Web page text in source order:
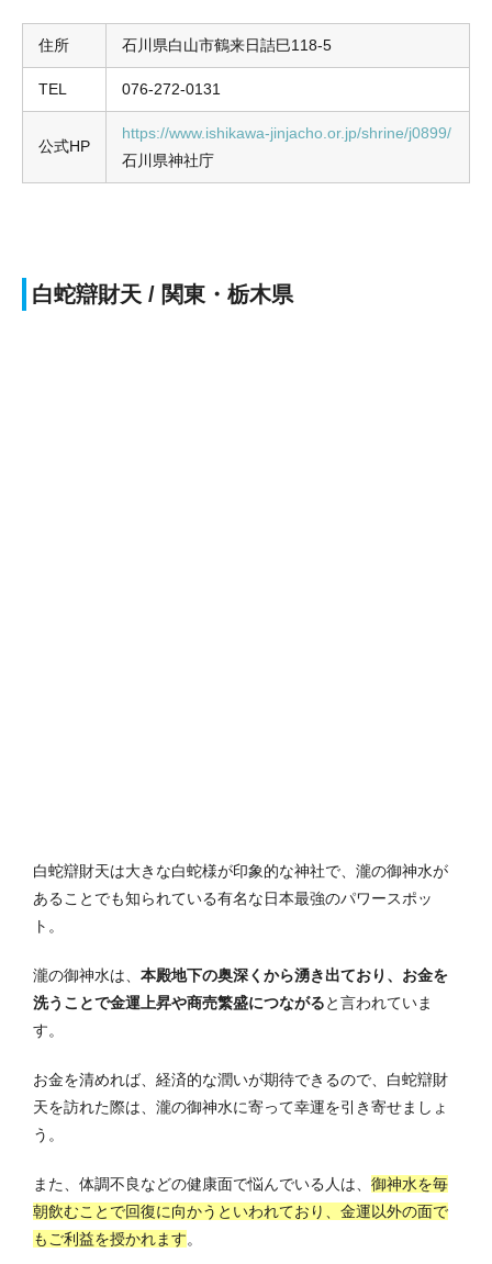
住所 石川県白山市鶴来日詰巳118-5
TEL 076-272-0131
公式HP
https://www.ishikawa-jinjacho.or.jp/shrine/j0899/
石川県神社庁
白蛇辯財天 / 関東・栃木県
白蛇辯財天は大きな白蛇様が印象的な神社で、 瀧の御神水が
あることでも知られている有名な日本最強のパワースポッ
ト。
瀧の御神水は、 本殿地下の奥深くから湧き出ており、お金を
洗うことで金運上昇や商売繁盛につながると言われていま
す。
お金を清めれば、経済的な潤いが期待できるので、 白蛇辯財
天を訪れた際は、瀧の御神水に寄って幸運を引き寄せましょ
う。
また、体調不良などの健康面で悩んでいる人は、 御神水を毎
朝飲むことで回復に向かうといわれており、金運以外の面で
もご利益を授かれます。